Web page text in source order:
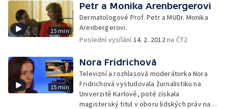
15 min
Petr a Monika Arenbergerovi
Dermatologové Prof. Petr a MUDr. Monika
Arenbergerovi.
Poslední vysílání14. 2. 2012na ČT2
15 min
Nora Fridrichová
Televizní a rozhlasová moderátorka Nora
Fridrichová vystudovala žurnalistiku na
Univerzitě Karlově, poté získala
magisterský titul v oboru lidských práv na